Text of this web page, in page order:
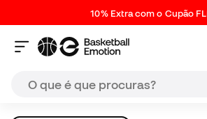
10% Extra com o Cupão